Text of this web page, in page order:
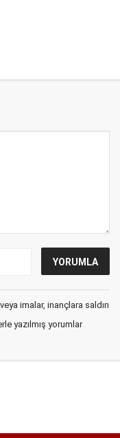
imalar, inançlara saldırı
yazılmış yorumlar